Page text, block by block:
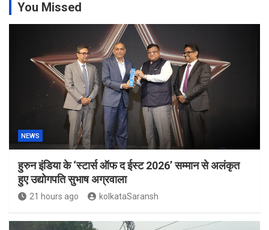
You Missed
NEWS
हुरुन इंडिया के ‘स्टार्स ऑफ द ईस्ट 2026’ सम्मान से अलंकृत
हुए उद्योगपति सुभाष अग्रवाला
21 hours ago kolkataSaransh